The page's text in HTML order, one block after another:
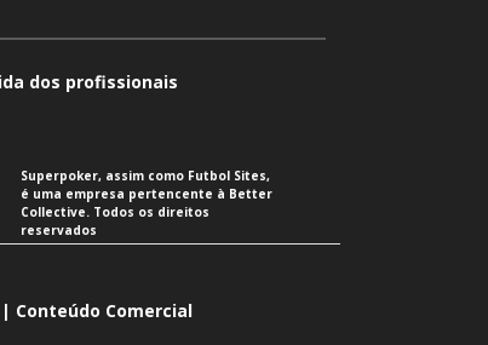
dos profissionais
Superpoker, assim como Futbol Sites,
é uma empresa pertencente à Better
Collective. Todos os direitos
reservados
Conteúdo Comercial